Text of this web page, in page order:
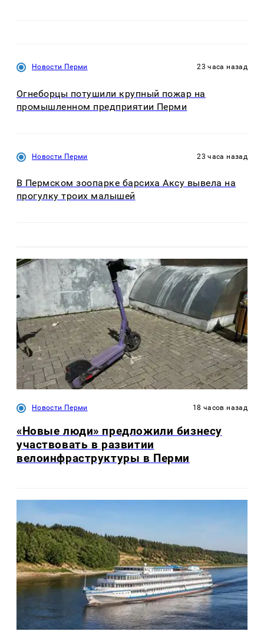
Новости Перми 23 часа назад
Огнеборцы потушили крупный пожар на
промышленном предприятии Перми
Новости Перми 23 часа назад
В Пермском зоопарке барсиха Аксу вывела на
прогулку троих малышей
Новости Перми 18 часов назад
«Новые люди» предложили бизнесу
участвовать в развитии
велоинфраструктуры в Перми